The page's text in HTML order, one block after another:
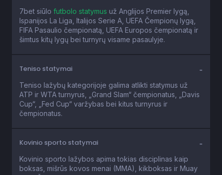
7bet siūlo futbolo statymus už Anglijos Premier lygą,
Ispanijos La Liga, Italijos Serie A, UEFA Čempionų lygą,
FIFA Pasaulio čempionatą, UEFA Europos čempionatą ir
šimtus kitų lygų bei turnyrų visame pasaulyje.
Teniso statymai
Teniso lažybų kategorijoje galima atlikti statymus už
ATP ir WTA turnyrus, „Grand Slam“ čempionatus, „Davis
Cup“, „Fed Cup“ varžybas bei kitus turnyrus ir
čempionatus.
Kovinio sporto statymai
Kovinio sporto lažybos apima tokias disciplinas kaip
boksas, mišrūs kovos menai (MMA), kikboksas ir Muay